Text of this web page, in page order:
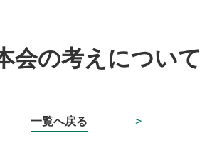
会の考えについて
>
一覧へ戻る